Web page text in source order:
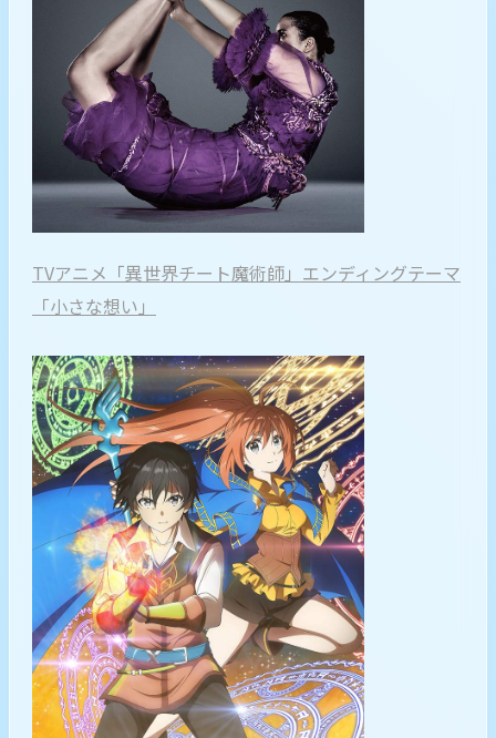
TVアニメ「異世界チート魔術師」エンディングテーマ
「小さな想い」